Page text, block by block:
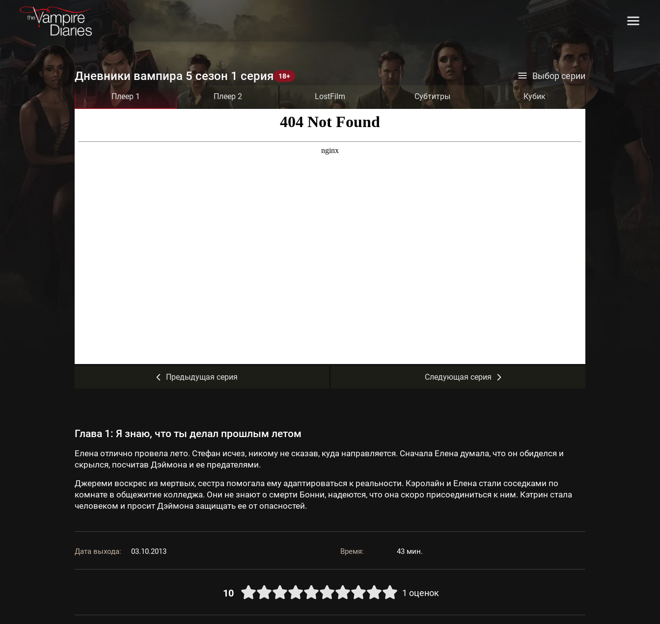
Дневники вампира 5 сезон 1 серия Выбор серии
Плеер 1 Плеер 2 LostFilm Субтитры Кубик
Предыдущая серия Следующая серия
Глава 1: Я знаю, что ты делал прошлым летом
Елена отлично провела лето. Стефан исчез, никому не сказав, куда направляется. Сначала Елена думала, что он обиделся и
скрылся, посчитав Дэймона и ее предателями.
Джереми воскрес из мертвых, сестра помогала ему адаптироваться к реальности. Кэролайн и Елена стали соседками по
комнате в общежитие колледжа. Они не знают о смерти Бонни, надеются, что она скоро присоединиться к ним. Кэтрин стала
человеком и просит Дэймона защищать ее от опасностей.
Дата выхода: 03.10.2013 Время: 43 мин.
10 1 оценок